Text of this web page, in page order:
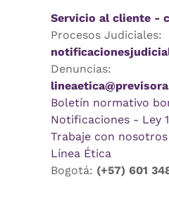
Servicio al cliente -
Procesos Judiciales:
Denuncias:
Boletín normativo
Notificaciones - Ley
Trabaje con nosotros
Línea Ética
Bogotá: (+57) 601